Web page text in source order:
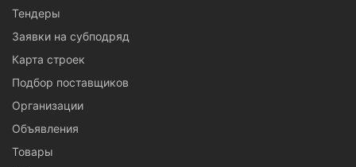
Тендеры
Заявки на субподряд
Карта строек
Подбор поставщиков
Организации
Объявления
Товары